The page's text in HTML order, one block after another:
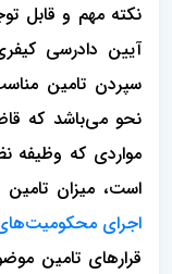
آیین دادرسی
سپردن تامین
نحو می‌باشد که
مواردی که وظیفه
است، میزان تامین
اجرای
قرارهای تامین